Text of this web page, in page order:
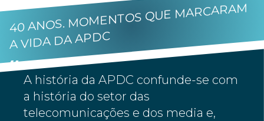
40 ANOS. MOMENTOS QUE MARCARAM
A VIDA DA APDC
A história da APDC confunde-se com
a história do setor das
telecomunicações e dos media e,